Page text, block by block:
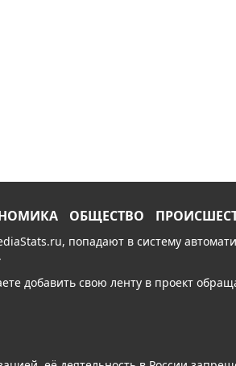
ОБЩЕСТВО
попадают в систему
добавить свою ленту в проект